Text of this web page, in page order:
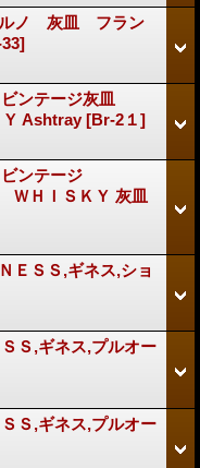
ノ 灰皿 フラン
ビンテージ灰皿
Ashtray[Br-2１]
ンテージ
ＨＩＳＫＹ 灰皿
ＥＳＳ,ギネス,ショ
Ｓ,ギネス,プルオー
Ｓ,ギネス,プルオー